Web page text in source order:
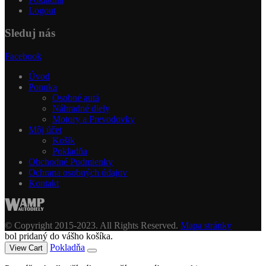
Logout
Sleduj nás
Facebook
Úvod
Ponuka
Osobné autá
Náhradné diely
Motory a Prevodovky
Môj účet
Košík
Pokladňa
Obchodné Podmienky
Ochrana osobných údajov
Kontakt
© Copyright 2015-2023. All Rights Reserved. Mapa stránky
bol pridaný do vášho košíka.
View Cart Pokladňa